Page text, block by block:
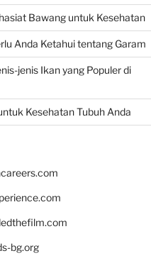
Bawang untuk Kesehatan
Anda Ketahui tentang Garam
jenis Ikan yang Populer di
Kesehatan Tubuh Anda
bg.org